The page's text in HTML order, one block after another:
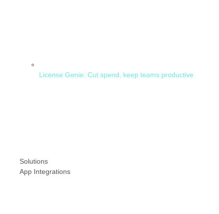
License Genie: Cut spend, keep teams productive
Solutions
App Integrations